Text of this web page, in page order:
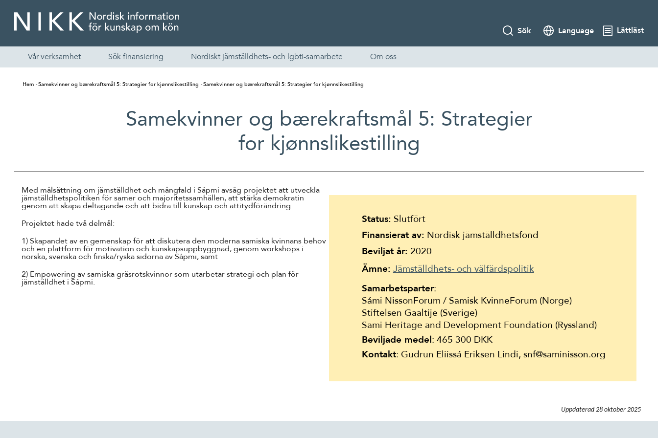
Skandinaviska
Íslenska
Sök Language Lättläst
Vår verksamhet Sök finansiering Nordiskt jämställdhets- och lgbti-samarbete Om oss
Hem Samekvinner og bærekraftsmål 5: Strategier for kjønnslikestilling Samekvinner og bærekraftsmål 5: Strategier for kjønnslikestilling
Samekvinner og bærekraftsmål 5: Strategier
for kjønnslikestilling
Med målsättning om jämställdhet och mångfald i Sápmi avsåg projektet att utveckla
jämställdhets­politiken för samer och majoritetssamhällen, att stärka demokratin
genom att skapa deltagande och att bidra till kunskap och attitydförändring.
Projektet hade två delmål:
1) Skapandet av en gemenskap för att diskutera den moderna samiska kvinnans behov
och en plattform för motivation och kunskapsuppbyggnad, genom workshops i
norska, svenska och finska/ryska sidorna av Sápmi, samt
2) Empowering av samiska gräsrotskvinnor som utarbetar strategi och plan för
jämställdhet i Sápmi.
Status: Slutfört
Finansierat av: Nordisk jämställdhetsfond
Beviljat år: 2020
Ämne: Jämställdhets- och välfärdspolitik
Samarbetsparter:
Sámi NissonForum / Samisk KvinneForum (Norge)
Stiftelsen Gaaltije (Sverige)
Sami Heritage and Development Foundation (Ryssland)
Beviljade medel: 465 300 DKK
Kontakt: Gudrun Eliissá Eriksen Lindi, snf@saminisson.org
Uppdaterad 28 oktober 2025